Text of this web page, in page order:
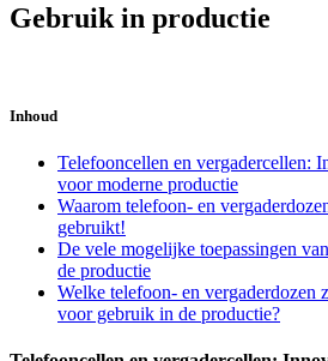
Gebruik in productie
Inhoud
Telefooncellen en vergadercellen:
voor moderne productie
Waarom telefoon- en
gebruikt!
De vele mogelijke toepassingen
de productie
Welke telefoon- en vergaderdozen
voor gebruik in de productie?